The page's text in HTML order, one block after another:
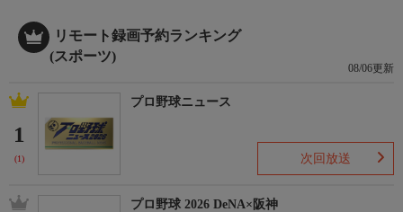
リモート録画予約ランキング
(スポーツ)
08/06更新
1
(1)
プロ野球ニュース
次回放送
プロ野球 2026 DeNA×阪神